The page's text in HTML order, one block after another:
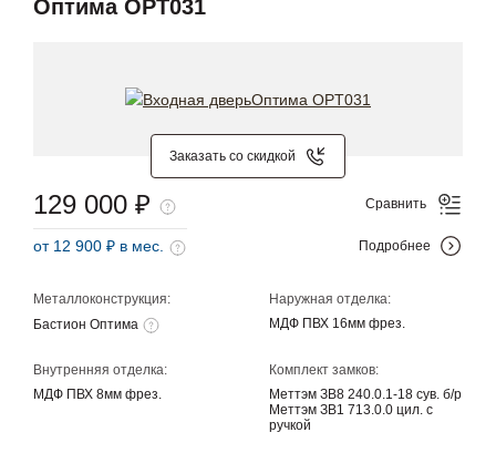
Оптима OPT031
Заказать со скидкой
Металлоконструкция:
Бастион Оптима
Наружная отделка:
МДФ ПВХ 16мм фрез.
Внутренняя отделка:
МДФ ПВХ 8мм фрез.
Комплект замков:
Меттэм ЗВ8 240.0.1-18 сув. б/р
Меттэм ЗВ1 713.0.0 цил. с
ручкой
129 000 ₽
от 12 900 ₽ в мес.
Сравнить
Подробнее